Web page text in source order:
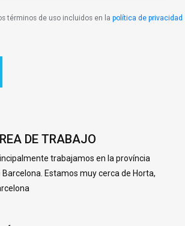
términos de uso incluidos en lapolítica de privacidad
DE TRABAJO
trabajamos en la província
Barcelona. Estamos muy cerca de Horta,